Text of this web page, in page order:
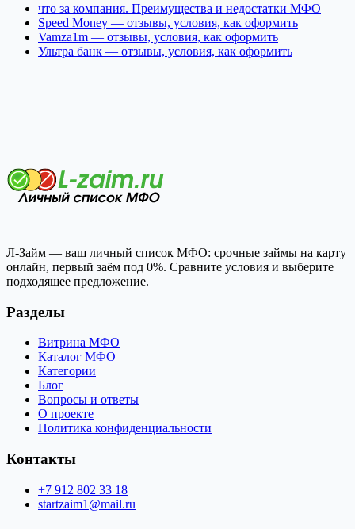
что за компания. Преимущества и недостатки МФО
Speed Money — отзывы, условия, как оформить
Vamza1m — отзывы, условия, как оформить
Ультра банк — отзывы, условия, как оформить
Л-Займ — ваш личный список МФО: срочные займы на карту
онлайн, первый заём под 0%. Сравните условия и выберите
подходящее предложение.
Разделы
Витрина МФО
Каталог МФО
Категории
Блог
Вопросы и ответы
О проекте
Политика конфиденциальности
Контакты
+7 912 802 33 18
startzaim1@mail.ru